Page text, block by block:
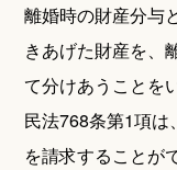
離婚時の財産分与
きあげた財産を、
て分けあうことを
民法768条第1項
を請求することが